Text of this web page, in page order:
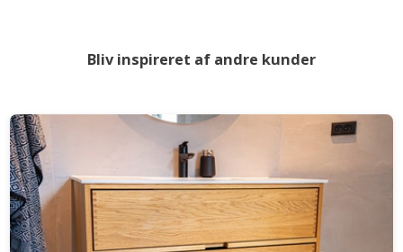
Bliv inspireret af andre kunder